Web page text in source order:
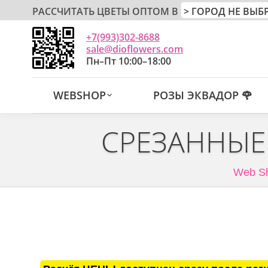
РАССЧИТАТЬ ЦВЕТЫ ОПТОМ В
+7(993)302-8688
sale@dioflowers.com
Пн–Пт 10:00–18:00
WEBSHOP РОЗЫ ЭКВАДОР 🌹
Web